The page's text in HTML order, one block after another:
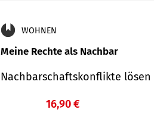
WOHNEN
Meine Rechte als Nachbar
Nach­bar­schafts­konflikte lösen
16,90 €